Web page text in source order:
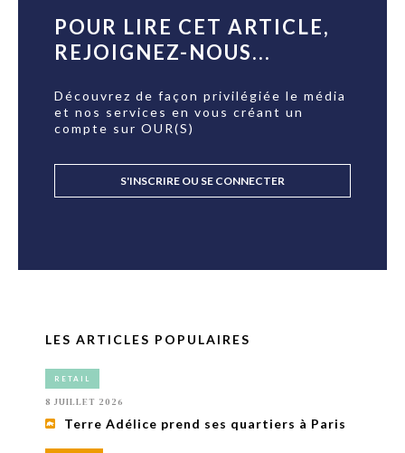
POUR LIRE CET ARTICLE,
REJOIGNEZ-NOUS...
Découvrez de façon privilégiée le média
et nos services en vous créant un
compte sur OUR(S)
S'INSCRIRE OU SE CONNECTER
LES ARTICLES POPULAIRES
RETAIL
8 JUILLET 2026
Terre Adélice prend ses quartiers à Paris